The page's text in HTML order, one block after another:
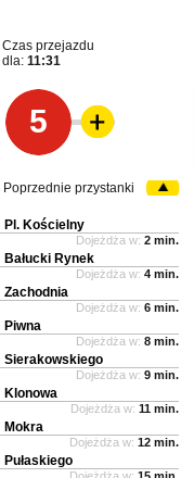
Czas przejazdu
dla: 11:31
5
Poprzednie przystanki
Pl. Kościelny
Dojeżdża w: 2 min.
Bałucki Rynek
Dojeżdża w: 4 min.
Zachodnia
Dojeżdża w: 6 min.
Piwna
Dojeżdża w: 8 min.
Sierakowskiego
Dojeżdża w: 9 min.
Klonowa
Dojeżdża w: 11 min.
Mokra
Dojeżdża w: 12 min.
Pułaskiego